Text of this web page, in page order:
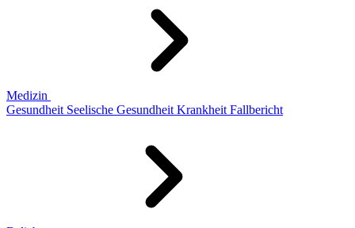
Medizin
Gesundheit Seelische Gesundheit Krankheit Fallbericht